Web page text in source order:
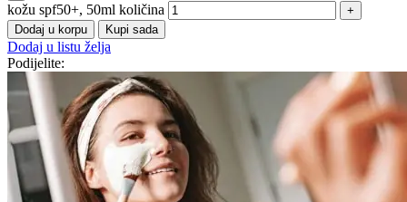
kožu spf50+, 50ml količina
Dodaj u korpu Kupi sada
Dodaj u listu želja
Podijelite: